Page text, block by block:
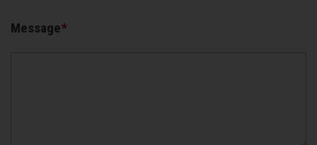
Message